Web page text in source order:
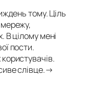
тому. Ціль
В цілому мені
пости.
слівце.→